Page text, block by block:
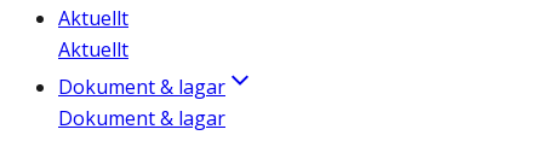
Aktuellt
Aktuellt
Dokument & lagar
Dokument & lagar